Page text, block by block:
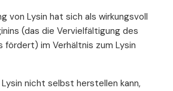
von Lysin hat sich als wirkungsvoll
(das die Vervielfältigung des
fördert) im Verhältnis zum Lysin
nicht selbst herstellen kann,